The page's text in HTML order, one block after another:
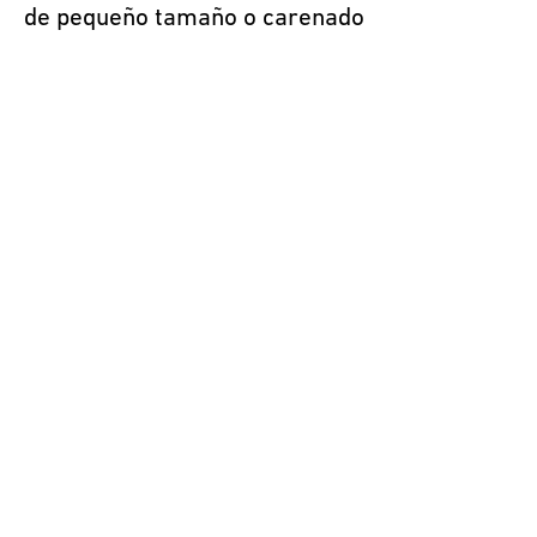
de pequeño tamaño o carenado